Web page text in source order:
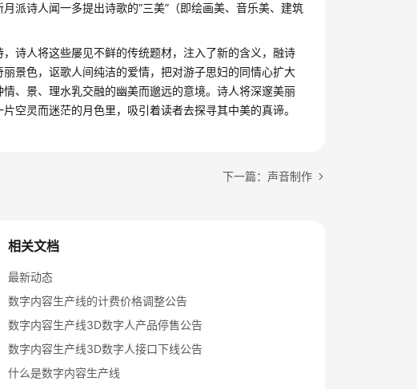
派诗人闻一多提出诗歌的“三美”（即绘画美、音乐美、建筑
诗人将这些屡见不鲜的传统题材，注入了新的含义，融诗
景色，讴歌人间纯洁的爱情，把对游子思妇的同情心扩大
、景、理水乳交融的幽美而邈远的意境。诗人将深邃美丽
空灵而迷茫的月色里，吸引着读者去探寻其中美的真谛。
下一篇：声音制作
相关文档
最新动态
数字内容生产线的计费价格调整公告
数字内容生产线3D数字人产品停售公告
数字内容生产线3D数字人接口下线公告
什么是数字内容生产线